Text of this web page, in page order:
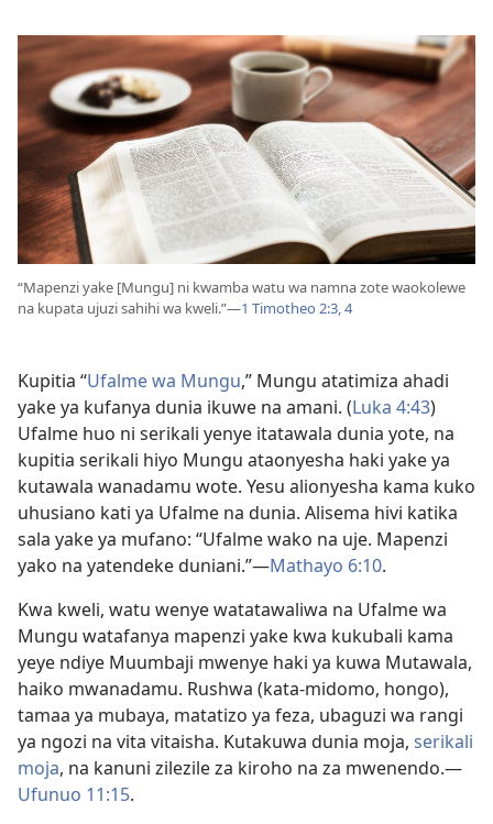
“Mapenzi yake [Mungu] ni kwamba watu wa namna zote waokolewe
na kupata ujuzi sahihi wa kweli.”—1 Timotheo 2:3, 4
Kupitia “Ufalme wa Mungu,” Mungu atatimiza ahadi
yake ya kufanya dunia ikuwe na amani. (Luka 4:43)
Ufalme huo ni serikali yenye itatawala dunia yote, na
kupitia serikali hiyo Mungu ataonyesha haki yake ya
kutawala wanadamu wote. Yesu alionyesha kama kuko
uhusiano kati ya Ufalme na dunia. Alisema hivi katika
sala yake ya mufano: “Ufalme wako na uje. Mapenzi
yako na yatendeke duniani.”—Mathayo 6:10.
Kwa kweli, watu wenye watatawaliwa na Ufalme wa
Mungu watafanya mapenzi yake kwa kukubali kama
yeye ndiye Muumbaji mwenye haki ya kuwa Mutawala,
haiko mwanadamu. Rushwa (kata-midomo, hongo),
tamaa ya mubaya, matatizo ya feza, ubaguzi wa rangi
ya ngozi na vita vitaisha. Kutakuwa dunia moja, serikali
moja, na kanuni zilezile za kiroho na za mwenendo.—
Ufunuo 11:15.